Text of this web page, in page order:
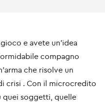
e avete un'idea
compagno
che risolve un
crisi . Con il microcredito
quei soggetti, quelle